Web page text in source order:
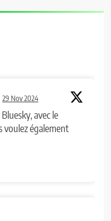
29 Nov 2024
avec le
voulez également